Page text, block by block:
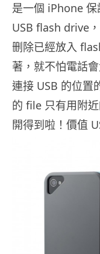
是一個 iPhone
USB flash drive
删除已經放入
著，就不怕電話
連接 USB 的位置
的 file 只有用附
開得到啦！價值